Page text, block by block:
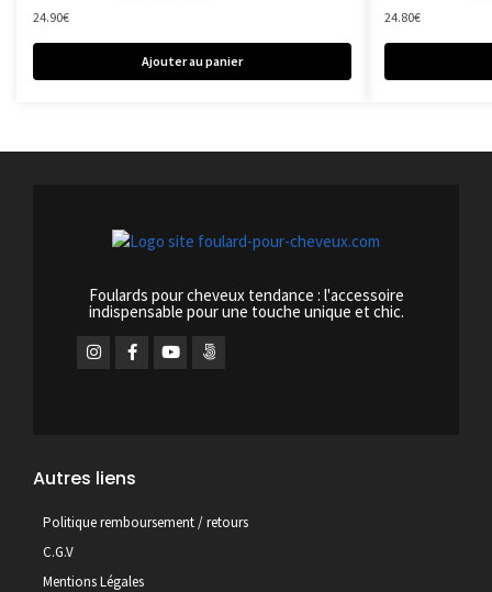
24.90€
Ajouter au panier
24.80€
Foulards pour cheveux tendance : l'accessoire
indispensable pour une touche unique et chic.
Autres liens
Politique remboursement / retours
C.G.V
Mentions Légales